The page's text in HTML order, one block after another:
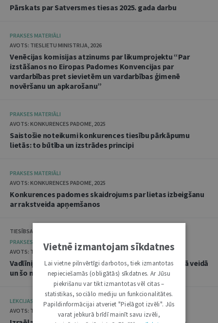
Pārskats par Satversmes tiesas 2025. gada darbu
PRAKSES MATERIĀLI
AVOTS: TIESLIETU MINISTRIJA, 2026
Venēcijas komisijas atzinums par likumprojektu “Par
izstāšanos no Eiropas Padomes Konvencijas par
vardarbības pret sievietēm un vardarbības ģimenē
novēršanu un apkarošanu”
PRAKSES MATERIĀLI
AVOTS: KONKURENCES PADOME, 2025
Saistošie noteikumi konkurences tiesību pārkāpumu
lietās: to būtība un izstrādes principi
PRAKSES MATERIĀLI
AVOTS: KONKURENCES PADOME, 2025
Konkurences padomes skaidrojums par lietas izbeigšanu
ar rakstveida apņemšanos
TIESĪBSARGA BIROJS, DATU VALSTS INSPEKCIJA
PRAKSES MATERIĀLI
AVOTS: TIESĪBSARGA BIROJS, 2025
Vadlīnijas "Amatpersonu datu apstrāde audiovizuālā veidā
un šo materiālu publicēšana"
LEKCIJAS
AVOTS: TIESLIETU AKADĒMIJA, 2025
Vietnē izmantojam sīkdatnes
Lai vietne pilnvērtīgi darbotos, tiek izmantotas
nepieciešamās (obligātās) sīkdatnes. Ar Jūsu
piekrišanu var tikt izmantotas vēl citas –
statistikas, sociālo mediju un funkcionalitātes.
Papildinformācijai atveriet "Pielāgot izvēli". Jūs
varat jebkurā brīdī mainīt savu izvēli,